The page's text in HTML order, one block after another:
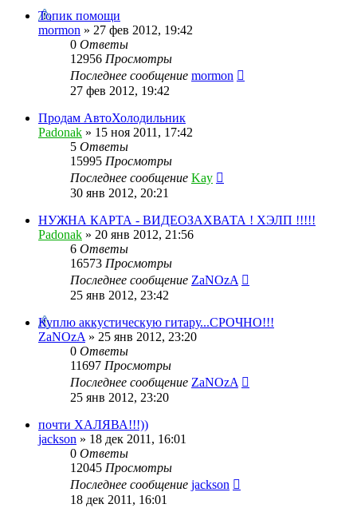
Топик помощи
mormon » 27 фев 2012, 19:42
0 Ответы
12956 Просмотры
Последнее сообщение mormon
27 фев 2012, 19:42
Продам АвтоХолодильник
Padonak » 15 ноя 2011, 17:42
5 Ответы
15995 Просмотры
Последнее сообщение Kay
30 янв 2012, 20:21
НУЖНА КАРТА - ВИДЕОЗАХВАТА ! ХЭЛП !!!!!
Padonak » 20 янв 2012, 21:56
6 Ответы
16573 Просмотры
Последнее сообщение ZaNOzA
25 янв 2012, 23:42
Куплю аккустическую гитару...СРОЧНО!!!
ZaNOzA » 25 янв 2012, 23:20
0 Ответы
11697 Просмотры
Последнее сообщение ZaNOzA
25 янв 2012, 23:20
почти ХАЛЯВА!!!))
jackson » 18 дек 2011, 16:01
0 Ответы
12045 Просмотры
Последнее сообщение jackson
18 дек 2011, 16:01